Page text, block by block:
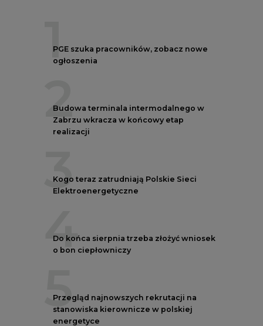
1
PGE szuka pracowników, zobacz nowe
ogłoszenia
2
Budowa terminala intermodalnego w
Zabrzu wkracza w końcowy etap
realizacji
3
Kogo teraz zatrudniają Polskie Sieci
Elektroenergetyczne
4
Do końca sierpnia trzeba złożyć wniosek
o bon ciepłowniczy
5
Przegląd najnowszych rekrutacji na
stanowiska kierownicze w polskiej
energetyce